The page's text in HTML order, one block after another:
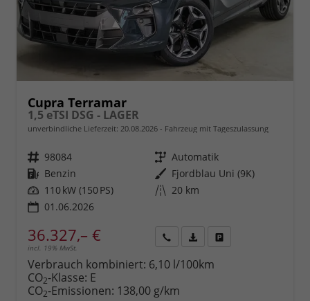
Cupra Terramar
1,5 eTSI DSG - LAGER
unverbindliche Lieferzeit: 20.08.2026 Fahrzeug mit Tageszulassung
Fahrzeugnr. 98084 Getriebe Automatik
Kraftstoff Benzin Außenfarbe Fjordblau Uni (9K)
Leistung 110 kW (150 PS) Kilometerstand 20 km
01.06.2026
36.327,– €
incl. 19% MwSt.
anfordern
Datei,
Verbrauch kombiniert: 6,10 l/100km
CO2-Klasse: E
CO2-Emissionen: 138,00 g/km